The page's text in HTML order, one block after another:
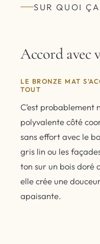
SUR QUOI
Accord avec
LE BRONZE MAT
TOUT
C’est
polyvalente côté
sans effort avec le
gris lin ou les
ton sur un bois doré
elle crée une
apaisante.